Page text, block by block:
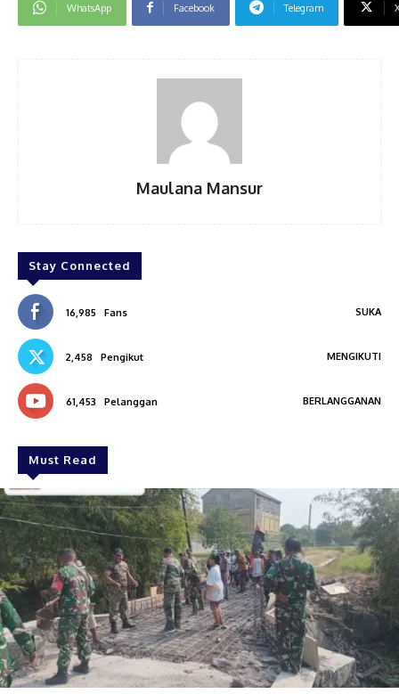
WhatsApp Facebook Telegram
Maulana Mansur
Stay Connected
16,985 Fans SUKA
2,458 Pengikut MENGIKUTI
61,453 Pelanggan BERLANGGANAN
Must Read